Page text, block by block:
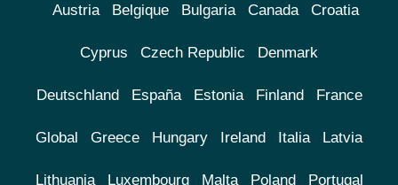
Austria Belgique Bulgaria Canada Croatia
Cyprus Czech Republic Denmark
Deutschland España Estonia Finland France
Global Greece Hungary Ireland Italia Latvia
Lithuania Luxembourg Malta Poland Portugal